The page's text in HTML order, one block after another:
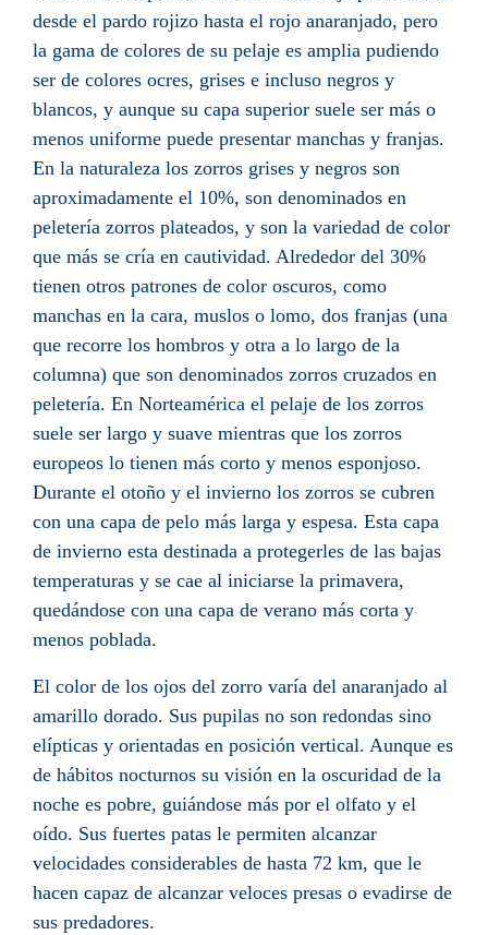
desde el pardo rojizo hasta el rojo anaranjado, pero
la gama de colores de su pelaje es amplia pudiendo
ser de colores ocres, grises e incluso negros y
blancos, y aunque su capa superior suele ser más o
menos uniforme puede presentar manchas y franjas.
En la naturaleza los zorros grises y negros son
aproximadamente el 10%, son denominados en
peletería zorros plateados, y son la variedad de color
que más se cría en cautividad. Alrededor del 30%
tienen otros patrones de color oscuros, como
manchas en la cara, muslos o lomo, dos franjas (una
que recorre los hombros y otra a lo largo de la
columna) que son denominados zorros cruzados en
peletería. En Norteamérica el pelaje de los zorros
suele ser largo y suave mientras que los zorros
europeos lo tienen más corto y menos esponjoso.
Durante el otoño y el invierno los zorros se cubren
con una capa de pelo más larga y espesa. Esta capa
de invierno esta destinada a protegerles de las bajas
temperaturas y se cae al iniciarse la primavera,
quedándose con una capa de verano más corta y
menos poblada.
El color de los ojos del zorro varía del anaranjado al
amarillo dorado. Sus pupilas no son redondas sino
elípticas y orientadas en posición vertical. Aunque es
de hábitos nocturnos su visión en la oscuridad de la
noche es pobre, guiándose más por el olfato y el
oído. Sus fuertes patas le permiten alcanzar
velocidades considerables de hasta 72 km, que le
hacen capaz de alcanzar veloces presas o evadirse de
sus predadores.